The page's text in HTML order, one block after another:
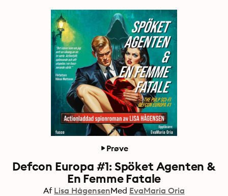
Prøve
Defcon Europa #1: Spöket Agenten &
En Femme Fatale
Af Lisa HågensenMed EvaMaria Oria